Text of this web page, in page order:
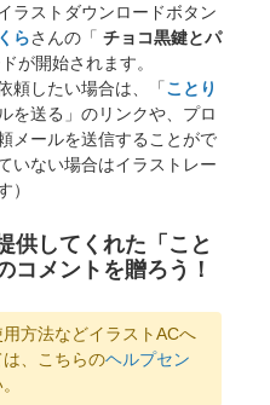
ラストダウンロードボタン
らさんの「 チョコ黒鍵とパ
が開始されます。
頼したい場合は、「ことり
を送る」のリンクや、プロ
メールを送信することがで
いない場合はイラストレー
）
供してくれた「こと
コメントを贈ろう！
方法などイラストACへ
、こちらのヘルプセン